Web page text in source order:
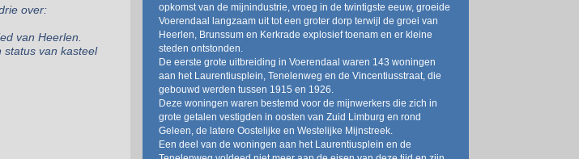
over:
van Heerlen.
status van kasteel
opkomst van de mijnindustrie, vroeg in de twintigste eeuw, groeide
Voerendaal langzaam uit tot een groter dorp terwijl de groei van
Heerlen, Brunssum en Kerkrade explosief toenam en er kleine
steden ontstonden.
De eerste grote uitbreiding in Voerendaal waren 143 woningen
aan het Laurentiusplein, Tenelenweg en de Vincentiusstraat, die
gebouwd werden tussen 1915 en 1926.
Deze woningen waren bestemd voor de mijnwerkers die zich in
grote getalen vestigden in oosten van Zuid Limburg en rond
Geleen, de latere Oostelijke en Westelijke Mijnstreek.
Een deel van de woningen aan het Laurentiusplein en de